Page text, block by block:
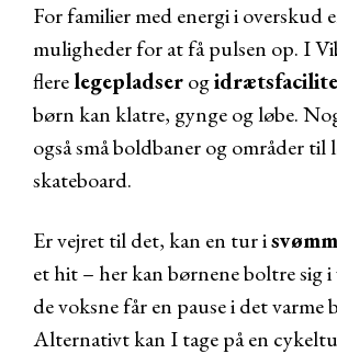
For familier med energi i overskud
muligheder for at få pulsen op. I
flerelegepladserog
børn kan klatre, gynge og løbe.
også små boldbaner og områder til
skateboard.
Er vejret til det, kan en tur i
et hit – her kan børnene boltre sig i
de voksne får en pause i det varme
Alternativt kan I tage på en